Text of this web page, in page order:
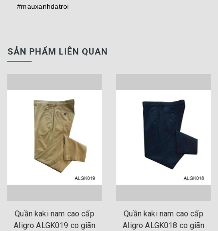
#mauxanhdatroi
SẢN PHẨM LIÊN QUAN
Quần kaki nam cao cấp
Aligro ALGK019 co giãn
Quần kaki nam cao cấp
Aligro ALGK018 co giãn